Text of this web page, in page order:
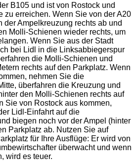
B105 und ist von Rostock und
zu erreichen. Wenn Sie von der A20
der Ampelkreuzung rechts ab und
Molli-Schienen wieder rechts, um
Wenn Sie aus der Stadt
bei Lidl in die Linksabbiegerspur
die Molli-Schienen und
rechts auf den Parkplatz. Wenn
nehmen Sie die
überfahren die Kreuzung und
den Molli-Schienen rechts auf
Sie von Rostock aus kommen,
Lidl-Einfahrt auf die
biegen noch vor der Ampel (hinter
Parkplatz ab. Nutzen Sie auf
für Ihre Ausflüge: Er wird von
überwacht und wenn
wird es teuer.